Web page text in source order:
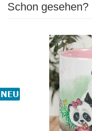
Schon gesehen?